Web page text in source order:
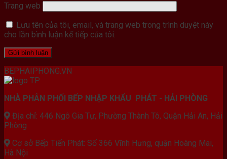
Trang web
Lưu tên của tôi, email, và trang web trong trình duyệt này
cho lần bình luận kế tiếp của tôi.
BEPHAIPHONG.VN
NHÀ PHÂN PHỐI BẾP NHẬP KHẨU PHÁT - HẢI PHÒNG
Địa chỉ: 446 Ngô Gia Tự, Phường Thành Tô, Quận Hải An, Hải
Phòng
Cơ sở Bếp Tiến Phát: Số 366 Vĩnh Hưng, quận Hoàng Mai,
Hà Nội